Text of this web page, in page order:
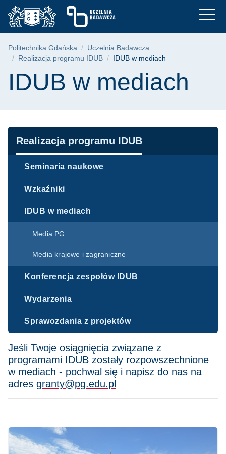
Przejdź
do
menu
Przejdź
do
wyszukiwarki
Przejdź
do
treści
IDUB w mediach |
Ścieżka nawigacyjna
Politechnika Gdańska
Uczelnia Badawcza
Realizacja programu IDUB
IDUB w mediach
Treść strony
IDUB w mediach
Nawigacja
Realizacja programu IDUB
Seminaria naukowe
Wzkaźniki
IDUB w mediach
Media PG
Media krajowe i zagraniczne
Konferencja zespołów IDUB
Wydarzenia
Sprawozdania z projektów
Jeśli Twoje osiągnięcia związane z
programami IDUB zostały rozpowszechnione
w mediach - pochwal się i napisz do nas na
adres granty@pg.edu.pl